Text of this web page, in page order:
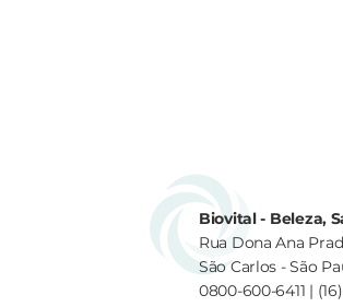
Biovital - Beleza,
Rua Dona Ana
São Carlos - São
0800-600-6411 |